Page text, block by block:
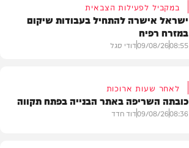
במקביל לפעילות הצבאית
ישראל אישרה להתחיל בעבודות שיקום
במזרח רפיח
08:55
09/08/26דודי סגל
לאחר שעות ארוכות
כובתה השריפה באתר הבנייה בפתח תקווה
08:36
09/08/26דוד חדד